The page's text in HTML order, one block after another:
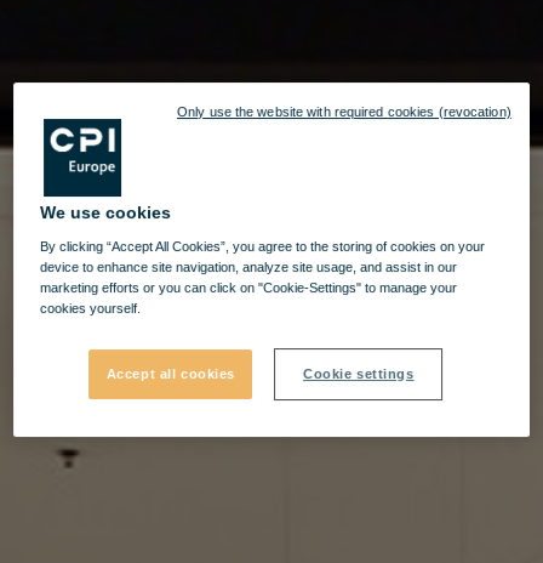
We use cookies
By clicking “Accept All Cookies”, you agree to the storing of cookies on your
device to enhance site navigation, analyze site usage, and assist in our
marketing efforts or you can click on "Cookie-Settings" to manage your
cookies yourself.
Accept all cookies Cookie settings
Only use the website with required cookies (revocation)